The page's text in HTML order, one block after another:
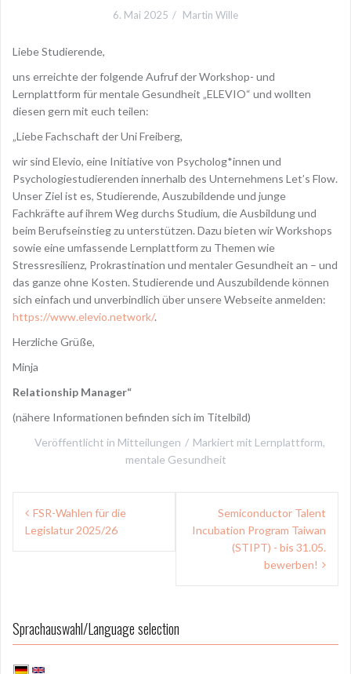
6. Mai 2025 Martin Wille
Liebe Studierende,
uns erreichte der folgende Aufruf der Workshop- und
Lernplattform für mentale Gesundheit „ELEVIO“ und wollten
diesen gern mit euch teilen:
„Liebe Fachschaft der Uni Freiberg,
wir sind Elevio, eine Initiative von Psycholog*innen und
Psychologiestudierenden innerhalb des Unternehmens Let’s Flow.
Unser Ziel ist es, Studierende, Auszubildende und junge
Fachkräfte auf ihrem Weg durchs Studium, die Ausbildung und
beim Berufseinstieg zu unterstützen. Dazu bieten wir Workshops
sowie eine umfassende Lernplattform zu Themen wie
Stressresilienz, Prokrastination und mentaler Gesundheit an – und
das ganze ohne Kosten. Studierende und Auszubildende können
sich einfach und unverbindlich über unsere Webseite anmelden:
https://www.elevio.network/.
Herzliche Grüße,
Minja
Relationship Manager“
(nähere Informationen befinden sich im Titelbild)
Veröffentlicht in Mitteilungen Markiert mit Lernplattform,
mentale Gesundheit
Beitragsnavigation
FSR-Wahlen für die
Legislatur 2025/26
Semiconductor Talent
Incubation Program Taiwan
(STIPT) - bis 31.05.
bewerben!
Sprachauswahl/Language selection